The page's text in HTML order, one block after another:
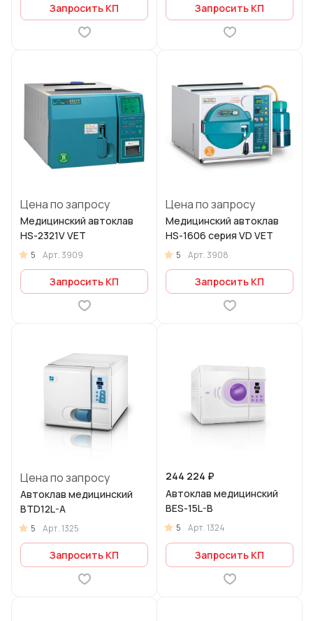
Запросить КП Запросить КП
Цена по запросу
Медицинский автоклав
HS-2321V VET
5 Арт.3909
Запросить КП
Цена по запросу
Медицинский автоклав
HS-1606 серия VD VET
5 Арт.3908
Запросить КП
Цена по запросу
Автоклав медицинский
BTD12L-A
5 Арт.1325
Запросить КП
244 224 ₽
Автоклав медицинский
BES-15L-B
5 Арт.1324
Запросить КП